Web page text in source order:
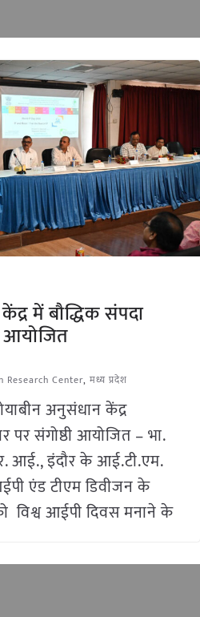
में बौद्धिक संपदा
आयोजित
Research Center, मध्य प्रदेश
अनुसंधान केंद्र
पर संगोष्ठी आयोजित – भा.
आई., इंदौर के आई.टी.एम.
एंड टीएम डिवीजन के
विश्व आईपी दिवस मनाने के